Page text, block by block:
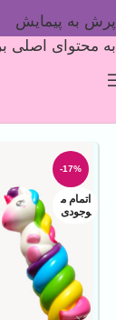
پرش به پیمایش
به محتوای اصلی
-17%
اتمام م
وجودی